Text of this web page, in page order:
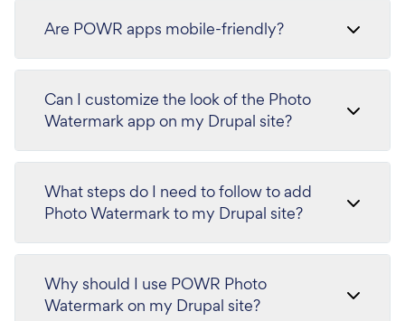
Are POWR apps mobile-friendly?
Can I customize the look of the Photo
Watermark app on my Drupal site?
What steps do I need to follow to add
Photo Watermark to my Drupal site?
Why should I use POWR Photo
Watermark on my Drupal site?